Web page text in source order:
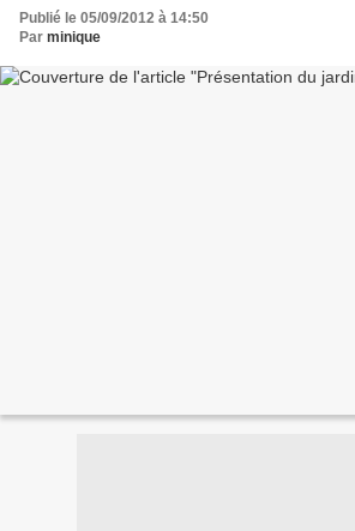
Publié le 05/09/2012 à 14:50
Par minique